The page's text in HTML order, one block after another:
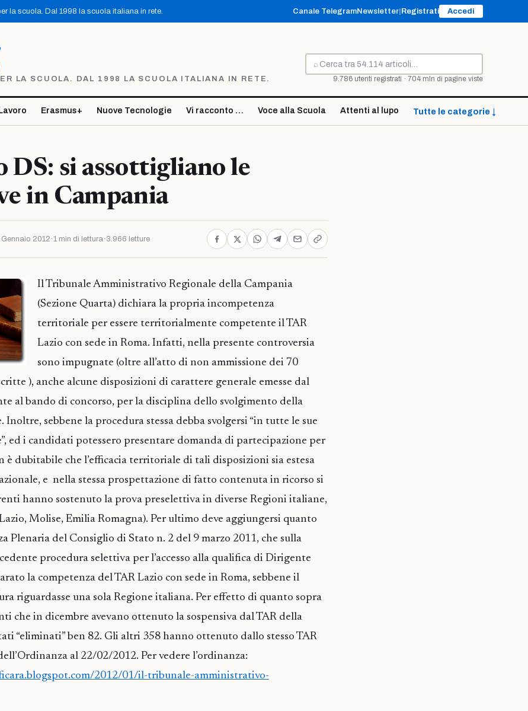
la scuola. Dal 1998 la scuola italiana in rete. Canale TelegramNewsletter Registrati Accedi
LA SCUOLA. DAL 1998 LA SCUOLA ITALIANA IN RETE.
⌕
Cerca
9.786 utenti registrati · 704 mln di pagine viste
Erasmus+ Nuove Tecnologie Vi racconto … Voce alla Scuola Attenti al lupo Tutte le categorie ↓
DS: si assottigliano le
in Campania
Gennaio 2012 ·1 min di lettura· 3.966 letture
Il Tribunale Amministrativo Regionale della Campania
(Sezione Quarta) dichiara la propria incompetenza
territoriale per essere territorialmente competente il TAR
Lazio con sede in Roma. Infatti, nella presente controversia
sono impugnate (oltre all’atto di non ammissione dei 70
), anche alcune disposizioni di carattere generale emesse dal
al bando di concorso, per la disciplina dello svolgimento della
Inoltre, sebbene la procedura stessa debba svolgersi “in tutte le sue
ed i candidati potessero presentare domanda di partecipazione per
è dubitabile che l’efficacia territoriale di tali disposizioni sia estesa
e nella stessa prospettazione di fatto contenuta in ricorso si
hanno sostenuto la prova preselettiva in diverse Regioni italiane,
Molise, Emilia Romagna). Per ultimo deve aggiungersi quanto
Plenaria del Consiglio di Stato n. 2 del 9 marzo 2011, che sulla
procedura selettiva per l’accesso alla qualifica di Dirigente
la competenza del TAR Lazio con sede in Roma, sebbene il
riguardasse una sola Regione italiana. Per effetto di quanto sopra
che in dicembre avevano ottenuto la sospensiva dal TAR della
“eliminati” ben 82. Gli altri 358 hanno ottenuto dallo stesso TAR
al 22/02/2012. Per vedere l’ordinanza:
2012/01/il-tribunale-amministrativo-